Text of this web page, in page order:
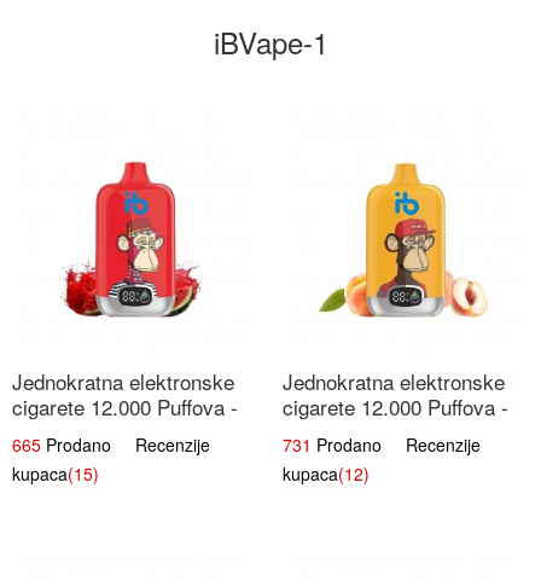
iBVape-1
Jednokratna elektronske
cigarete 12.000 Puffova -
Lubenica Sladoled | Ljetna
Desertna Aroma
665 Prodano Recenzije
kupaca(15)
Jednokratna elektronske
cigarete 12.000 Puffova -
Breskva i Voćni Sok |
Osježavajuća Voćna
Mješavina
731 Prodano Recenzije
kupaca(12)